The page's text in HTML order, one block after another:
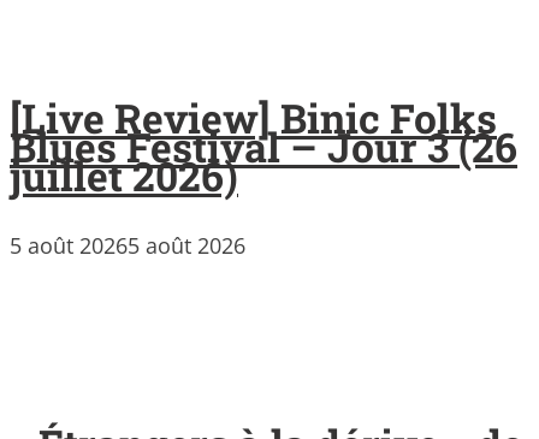
[Live Review] Binic Folks
Blues Festival – Jour 3 (26
juillet 2026)
5 août 20265 août 2026